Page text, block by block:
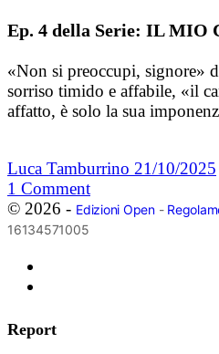
Ep. 4 della Serie: IL MIO
«Non si preoccupi, signore»
sorriso timido e affabile, «il
affatto, è solo la sua
Luca Tamburrino 21/10/2025
1 Comment
© 2026 - Edizioni Open-
16134571005
Report